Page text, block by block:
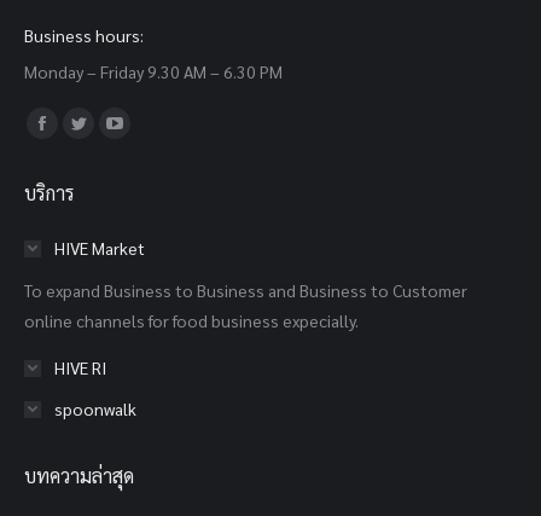
Business hours:
Monday – Friday 9.30 AM – 6.30 PM
Find us on:
Facebook
opens
window
Twitter
windowwindow
บริการ
HIVE Market
To expand Business to Business and Business to Customer
online channels for food business expecially.
HIVE RI
spoonwalk
บทความล่าสุด